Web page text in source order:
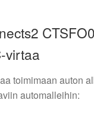
virtaa
toimimaan auton
automalleihin: